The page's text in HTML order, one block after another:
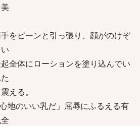
手をピーンと引っ張り、顔がのけぞ
全体にローションを塗り込んでい
える。
地のいい乳だ」屈辱にふるえる有